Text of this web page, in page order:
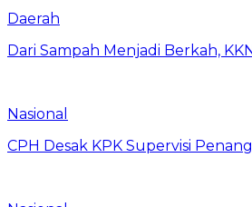
Daerah
Dari Sampah Menjadi Berkah,
Nasional
CPH Desak KPK Supervisi